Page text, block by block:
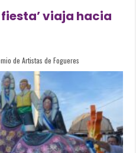
viaja hacia
de Artistas de Fogueres